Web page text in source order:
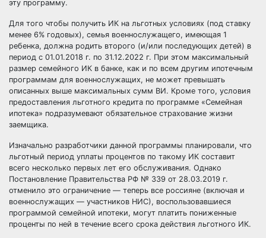
эту программу.
Для того чтобы получить ИК на льготных условиях (под ставку
менее 6% годовых), семья военнослужащего, имеющая 1
ребенка, должна родить второго (и/или последующих детей) в
период с 01.01.2018 г. по 31.12.2022 г. При этом максимальный
размер семейного ИК в банке, как и по всем другим ипотечным
программам для военнослужащих, не может превышать
описанных выше максимальных сумм ВИ. Кроме того, условия
предоставления льготного кредита по программе «Семейная
ипотека» подразумевают обязательное страхование жизни
заемщика.
Изначально разработчики данной программы планировали, что
льготный период уплаты процентов по такому ИК составит
всего несколько первых лет его обслуживания. Однако
Постановление Правительства РФ № 339 от 28.03.2019 г.
отменило это ограничение — теперь все россияне (включая и
военнослужащих — участников НИС), воспользовавшиеся
программой семейной ипотеки, могут платить пониженные
проценты по ней в течение всего срока действия льготного ИК.